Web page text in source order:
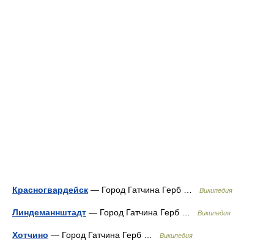
Красногвардейск — Город Гатчина Герб … Википедия
Линдеманнштадт — Город Гатчина Герб … Википедия
Хотчино — Город Гатчина Герб … Википедия